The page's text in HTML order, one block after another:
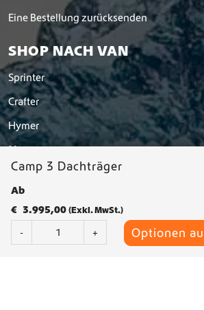
Camp 3 Dachträger
Ab
€ 3.995,00 (Exkl. MwSt.)
- + Optionen
Eine Bestellung zurücksenden
SHOP NACH VAN
Sprinter
Crafter
Hymer
Man
Westfalia
Yucon